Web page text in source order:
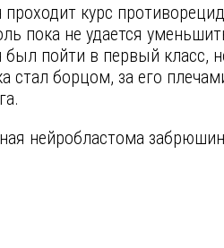
проходит курс
пока не удается
пойти в первый класс,
стал борцом, за его
нейробластома